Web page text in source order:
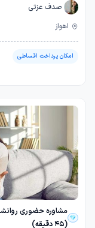
صدف عزتی
اهواز
امکان پرداخت اقساطی
مشاوره حضوری
(45 دقیقه)